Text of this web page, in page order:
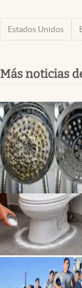
Estados Unidos
Más noticias